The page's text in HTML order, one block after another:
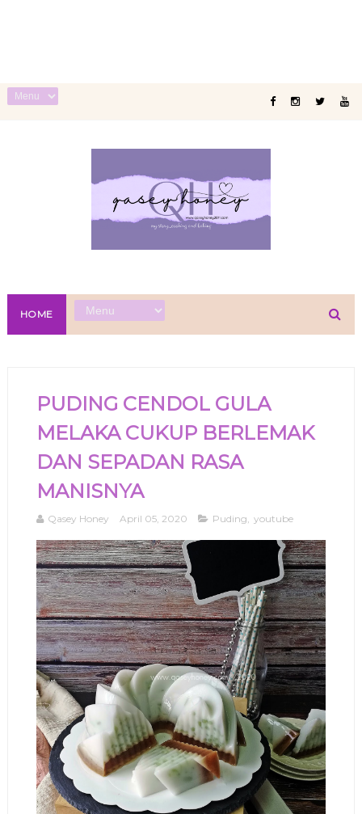
HOME
PUDING CENDOL GULA
MELAKA CUKUP BERLEMAK
DAN SEPADAN RASA
MANISNYA
Qasey Honey April 05, 2020 Puding youtube